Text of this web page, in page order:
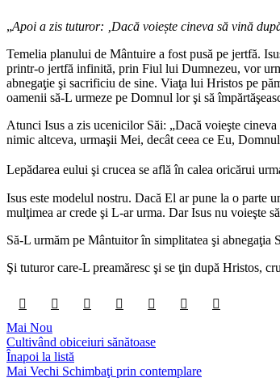
„Apoi a zis tuturor: ‚Dacă voiește cineva să vină
Temelia planului de Mântuire a fost pusă pe jertfă.
printr-o jertfă infinită, prin Fiul lui Dumnezeu, vor
abnegaţie şi sacrificiu de sine. Viaţa lui Hristos pe
oamenii să-L urmeze pe Domnul lor şi să
Atunci Isus a zis ucenicilor Săi: „Dacă voieşte
nimic altceva, urmaşii Mei, decât ceea ce Eu,
Lepădarea eului şi crucea se află în calea oricărui
Isus este modelul nostru. Dacă El ar pune la o parte
mulţimea ar crede şi L-ar urma. Dar Isus nu voieşte
Să-L urmăm pe Mântuitor în simplitatea şi abnegaţia
Şi tuturor care-L preamăresc şi se ţin după Hristos,
Mai Nou
Cultivând obiceiuri sănătoase
Înapoi la listă
Mai Vechi Schimbaţi prin contemplare